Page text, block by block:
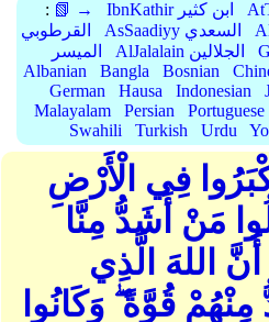
: 📗 → IbnKathir ابن كثير
القرطوبي
AsSaadiyy السعدي
الميسر
AlJalalain الجلالين
Albanian
Bangla Bosnian
German
Hausa Indonesian
Malayalam
Persian Portuguese
Swahili
Turkish Urdu
فِي الْأَرْضِ
مَنْ أَشَدُّ مِنَّا
اللهَ الَّذِي
قُوَّةً ۖ وَكَانُوا